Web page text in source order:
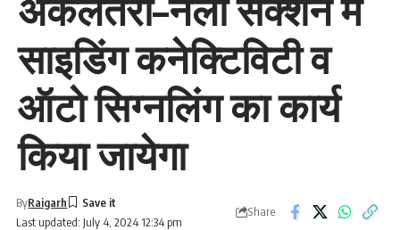
साइडिंग कनेक्टिविटी व
ऑटो सिग्नलिंग का कार्य
किया जायेगा
Last updated: July 4, 2024 12:34 pm
ByRaigarh
Share